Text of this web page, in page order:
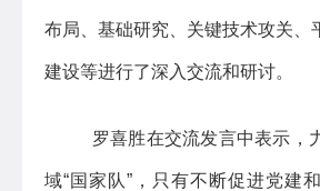
布局、基础研究、关键技术攻关、
建设等进行了深入交流和研讨。
罗喜胜在交流发言中表示，
域“国家队”，只有不断促进党建